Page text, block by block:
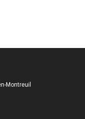
Montreuil